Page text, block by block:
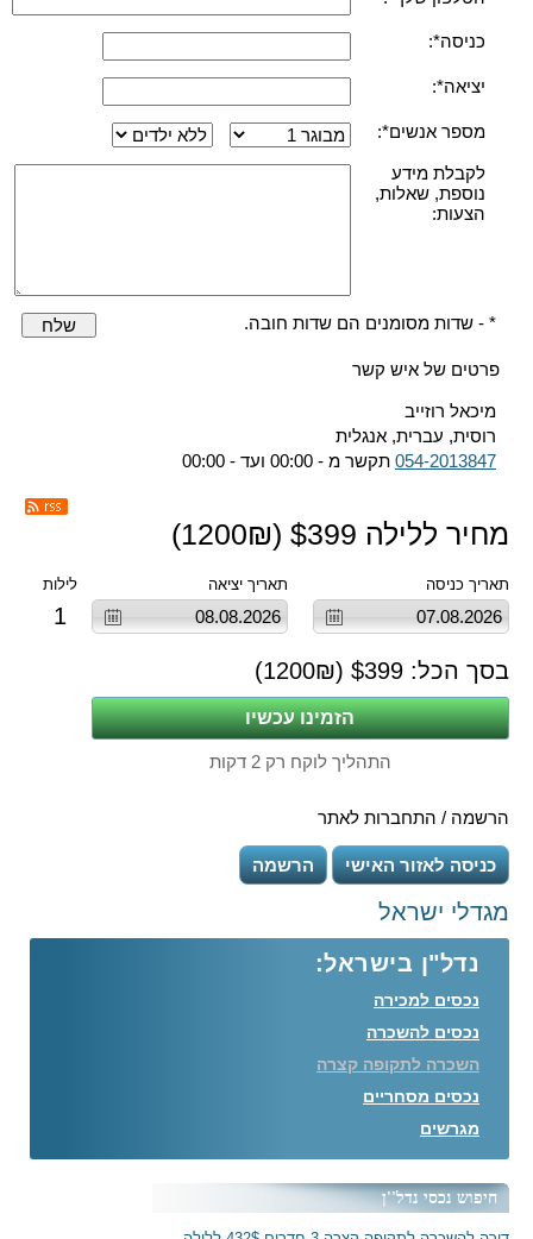
כניסה*:
יציאה*:
מספר אנשים*:
לקבלת מידע
נוספת, שאלות,
הצעות:
* - שדות מסומנים הם שדות חובה. שלח
פרטים של איש קשר
מיכאל רוזייב
רוסית, עברית, אנגלית
054-2013847 תקשר מ - 00:00 ועד - 00:00
מחיר ללילה $ 399
(
1200₪)
תאריך כניסה תאריך יציאה לילות
1
בסך הכל: $ 399
(
1200₪)
התהליך לוקח רק 2 דקות
הרשמה / התחברות לאתר
כניסה לאזור האישי הרשמה
מגדלי ישראל
נדל"ן בישראל:
נכסים למכירה
נכסים להשכרה
השכרה לתקופה קצרה
נכסים מסחריים
מגרשים
חיפוש נכסי נדל''ן